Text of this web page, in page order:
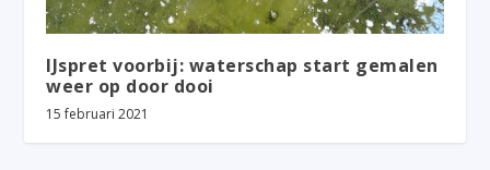
IJspret voorbij: waterschap start gemalen
weer op door dooi
15 februari 2021